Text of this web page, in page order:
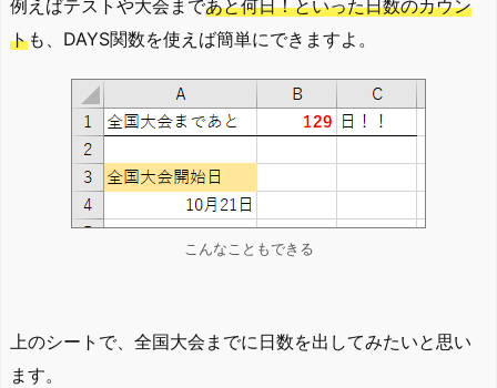
例えばテストや大会まであと何日！といった日数のカウン
トも、DAYS関数を使えば簡単にできますよ。
こんなこともできる
上のシートで、全国大会までに日数を出してみたいと思い
ます。